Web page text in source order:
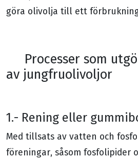
göra olivolja till ett
Processer som
av jungfruolivoljor
1.- Rening eller
Med tillsats av vatten och
föreningar, såsom fosfolipider